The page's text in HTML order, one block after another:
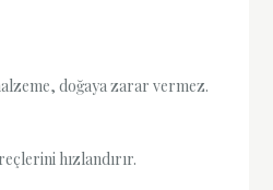
doğaya zarar vermez.
hızlandırır.